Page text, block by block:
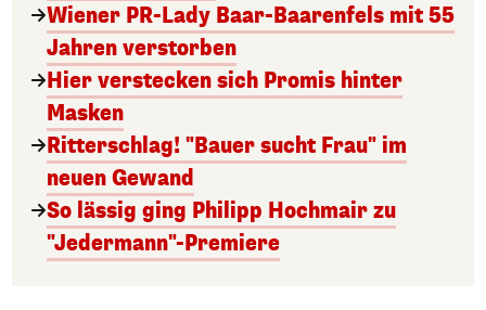
Wiener PR-Lady Baar-Baarenfels mit 55
Jahren verstorben
Hier verstecken sich Promis hinter
Masken
Ritterschlag! "Bauer sucht Frau" im
neuen Gewand
So lässig ging Philipp Hochmair zu
"Jedermann"-Premiere